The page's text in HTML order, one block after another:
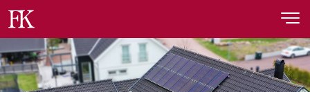
Fastighetskonsult